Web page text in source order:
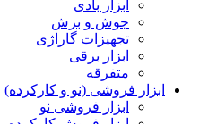
ابزار بادی
جوش و برش
تجهیزات گاراژی
ابزار برقی
متفرقه
ابزار فروشی (نو و کارکرده)
ابزار فروشی نو